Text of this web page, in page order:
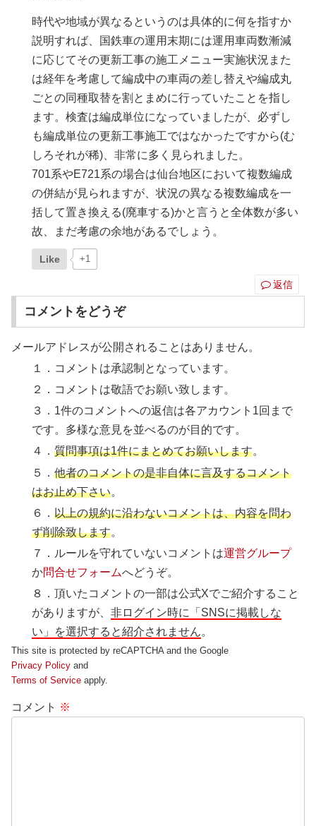
時代や地域が異なるというのは具体的に何を指すか
説明すれば、国鉄車の運用末期には運用車両数漸減
に応じてその更新工事の施工メニュー実施状況また
は経年を考慮して編成中の車両の差し替えや編成丸
ごとの同種取替を割とまめに行っていたことを指し
ます。検査は編成単位になっていましたが、必ずし
も編成単位の更新工事施工ではなかったですから(む
しろそれが稀)、非常に多く見られました。
701系やE721系の場合は仙台地区において複数編成
の併結が見られますが、状況の異なる複数編成を一
括して置き換える(廃車する)かと言うと全体数が多い
故、まだ考慮の余地があるでしょう。
Like +1
返信
コメントをどうぞ
メールアドレスが公開されることはありません。
１．コメントは承認制となっています。
２．コメントは敬語でお願い致します。
３．1件のコメントへの返信は各アカウント1回まで
です。多様な意見を並べるのが目的です。
４．質問事項は1件にまとめてお願いします。
５．他者のコメントの是非自体に言及するコメント
はお止め下さい。
６．以上の規約に沿わないコメントは、内容を問わ
ず削除致します。
７．ルールを守れていないコメントは運営グループ
か問合せフォームへどうぞ。
８．頂いたコメントの一部は公式Xでご紹介すること
がありますが、非ログイン時に「SNSに掲載しな
い」を選択すると紹介されません。
This site is protected by reCAPTCHA and the Google
Privacy Policy and
Terms of Service apply.
コメント ※